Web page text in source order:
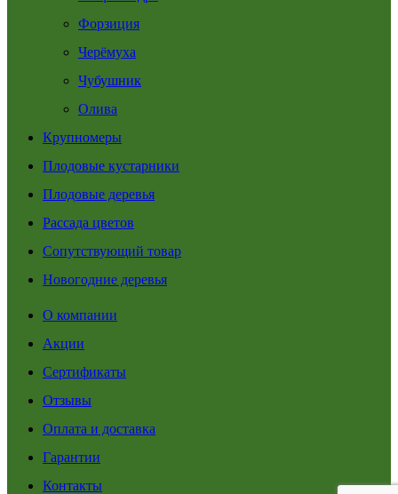
Форзиция
Черёмуха
Чубушник
Олива
Крупномеры
Плодовые кустарники
Плодовые деревья
Рассада цветов
Сопутствующий товар
Новогодние деревья
О компании
Акции
Сертификаты
Отзывы
Оплата и доставка
Гарантии
Контакты